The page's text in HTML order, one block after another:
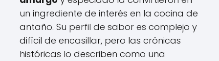
un ingrediente de interés en la cocina de
antaño. Su perfil de sabor es complejo y
difícil de encasillar, pero las crónicas
históricas lo describen como una